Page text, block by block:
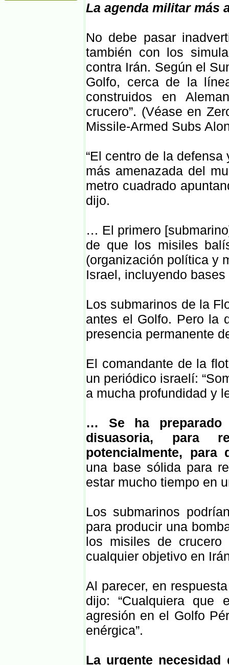
La agenda militar más
No debe pasar
también con los
contra Irán. Según el
Golfo, cerca de la
construidos en
crucero”. (Véase en
Missile-Armed Subs
“El centro de la
más amenazada del
metro cuadrado
dijo.
… El primero
de que los misiles
(organización política y
Israel, incluyendo
Los submarinos de la
antes el Golfo. Pero la
presencia permanente
El comandante de la
un periódico israelí:
a mucha profundidad y
… Se ha preparado
disuasoria, para
potencialmente, para
una base sólida para
estar mucho tiempo en
Los submarinos
para producir una
los misiles de crucero
cualquier objetivo en
Al parecer, en
dijo: “Cualquiera
agresión en el Golfo
enérgica”.
La urgente